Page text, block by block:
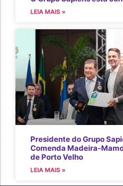
LEIA MAIS »
Presidente do Grupo
Comenda Madeira-
de Porto Velho
LEIA MAIS »